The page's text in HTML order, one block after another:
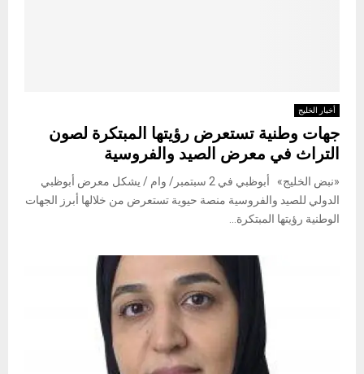
أخبار الخليج
جهات وطنية تستعرض رؤيتها المبتكرة لصون
التراث في معرض الصيد والفروسية
«نبض الخليج» أبوظبي في 2 سبتمبر/ وام / يشكل معرض أبوظبي
الدولي للصيد والفروسية منصة حيوية تستعرض من خلالها أبرز الجهات
الوطنية رؤيتها المبتكرة...